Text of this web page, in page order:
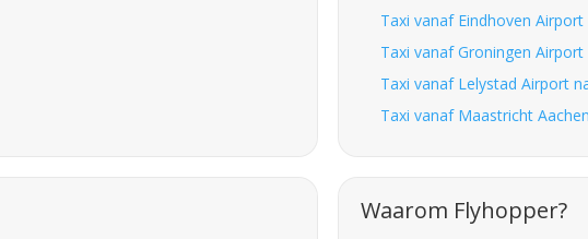
Taxi vanaf Eindhoven
Taxi vanaf Groningen
Taxi vanaf Lelystad Airport
Taxi vanaf Maastricht
Waarom Flyhopper?